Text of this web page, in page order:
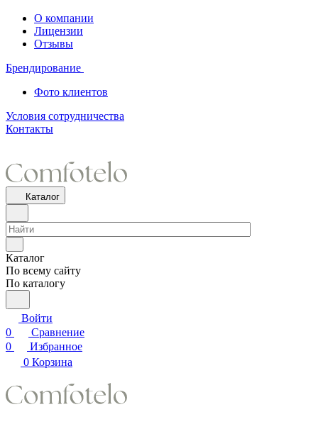
О компании
Лицензии
Отзывы
Брендирование
Фото клиентов
Условия сотрудничества
Контакты
Каталог
Каталог
По всему сайту
По каталогу
Войти
0
Сравнение
0
Избранное
0 Корзина